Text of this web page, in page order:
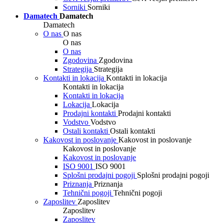
Sorniki Sorniki
Damatech Damatech
Damatech
O nas O nas
O nas
O nas
Zgodovina Zgodovina
Strategija Strategija
Kontakti in lokacija Kontakti in lokacija
Kontakti in lokacija
Kontakti in lokacija
Lokacija Lokacija
Prodajni kontakti Prodajni kontakti
Vodstvo Vodstvo
Ostali kontakti Ostali kontakti
Kakovost in poslovanje Kakovost in poslovanje
Kakovost in poslovanje
Kakovost in poslovanje
ISO 9001 ISO 9001
Splošni prodajni pogoji Splošni prodajni pogoji
Priznanja Priznanja
Tehnični pogoji Tehnični pogoji
Zaposlitev Zaposlitev
Zaposlitev
Zaposlitev